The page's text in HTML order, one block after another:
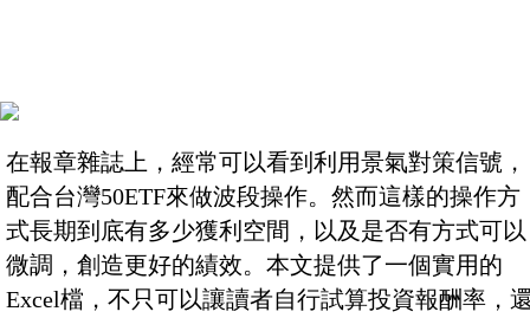
在報章雜誌上，經常可以看到利用景氣對策信號，
配合台灣50ETF來做波段操作。然而這樣的操作方
式長期到底有多少獲利空間，以及是否有方式可以
微調，創造更好的績效。本文提供了一個實用的
Excel檔，不只可以讓讀者自行試算投資報酬率，